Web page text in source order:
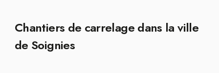
Chantiers de carrelage dans la ville
de Soignies